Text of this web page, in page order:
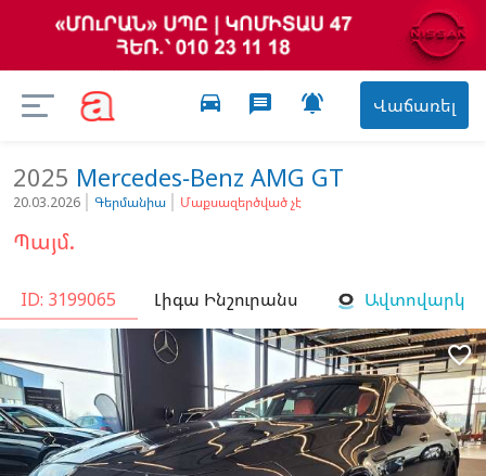
Վաճառել

message
directions_car
2025 Mercedes-Benz AMG GT
20.03.2026 Գերմանիա Մաքսազերծված չէ
Պայմ.
ID: 3199065 Լիգա Ինշուրանս Ավտովարկ
favorite_border